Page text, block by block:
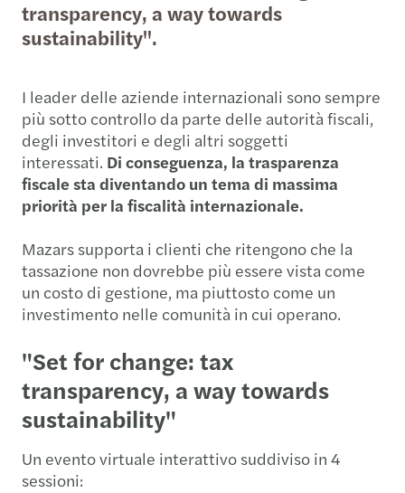
transparency, a way towards
sustainability".
I leader delle aziende internazionali sono sempre
più sotto controllo da parte delle autorità fiscali,
degli investitori e degli altri soggetti
interessati. Di conseguenza, la trasparenza
fiscale sta diventando un tema di massima
priorità per la fiscalità internazionale.
Mazars supporta i clienti che ritengono che la
tassazione non dovrebbe più essere vista come
un costo di gestione, ma piuttosto come un
investimento nelle comunità in cui operano.
"Set for change: tax
transparency, a way towards
sustainability"
Un evento virtuale interattivo suddiviso in 4
sessioni: